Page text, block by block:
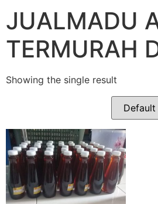
JUALMADU
TERMURAH
Showing the single result